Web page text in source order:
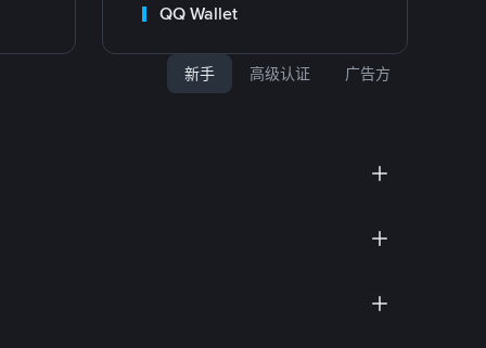
QQ Wallet
新手 高级认证 广告方